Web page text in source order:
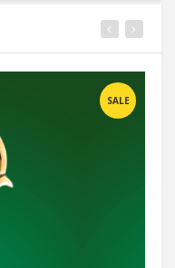
SALE